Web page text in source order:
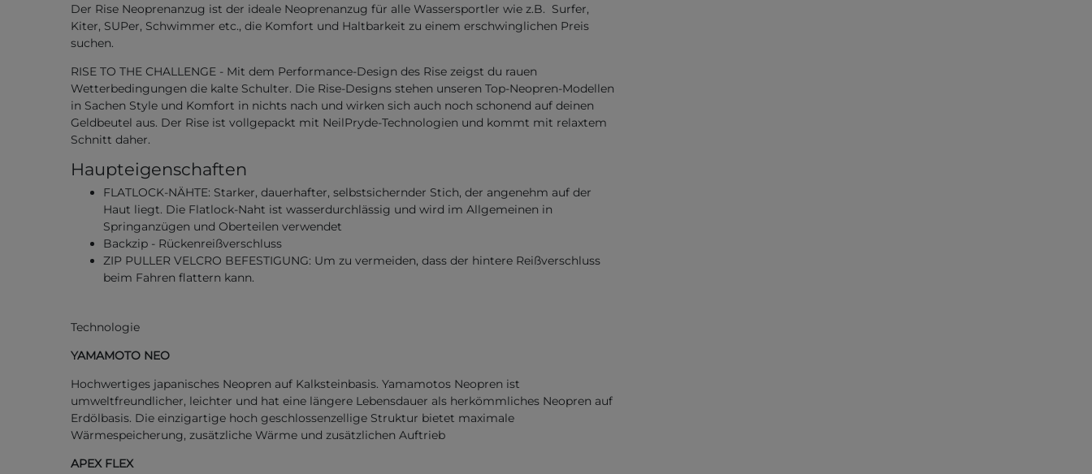
Der Rise Neoprenanzug ist der ideale Neoprenanzug für alle Wassersportler wie z.B. Surfer,
Kiter, SUPer, Schwimmer etc., die Komfort und Haltbarkeit zu einem erschwinglichen Preis
suchen.
RISE TO THE CHALLENGE - Mit dem Performance-Design des Rise zeigst du rauen
Wetterbedingungen die kalte Schulter. Die Rise-Designs stehen unseren Top-Neopren-Modellen
in Sachen Style und Komfort in nichts nach und wirken sich auch noch schonend auf deinen
Geldbeutel aus. Der Rise ist vollgepackt mit NeilPryde-Technologien und kommt mit relaxtem
Schnitt daher.
Haupteigenschaften
FLATLOCK-NÄHTE: Starker, dauerhafter, selbstsichernder Stich, der angenehm auf der
Haut liegt. Die Flatlock-Naht ist wasserdurchlässig und wird im Allgemeinen in
Springanzügen und Oberteilen verwendet
Backzip - Rückenreißverschluss
ZIP PULLER VELCRO BEFESTIGUNG: Um zu vermeiden, dass der hintere Reißverschluss
beim Fahren flattern kann.
Technologie
YAMAMOTO NEO
Hochwertiges japanisches Neopren auf Kalksteinbasis. Yamamotos Neopren ist
umweltfreundlicher, leichter und hat eine längere Lebensdauer als herkömmliches Neopren auf
Erdölbasis. Die einzigartige hoch geschlossenzellige Struktur bietet maximale
Wärmespeicherung, zusätzliche Wärme und zusätzlichen Auftrieb
APEX FLEX